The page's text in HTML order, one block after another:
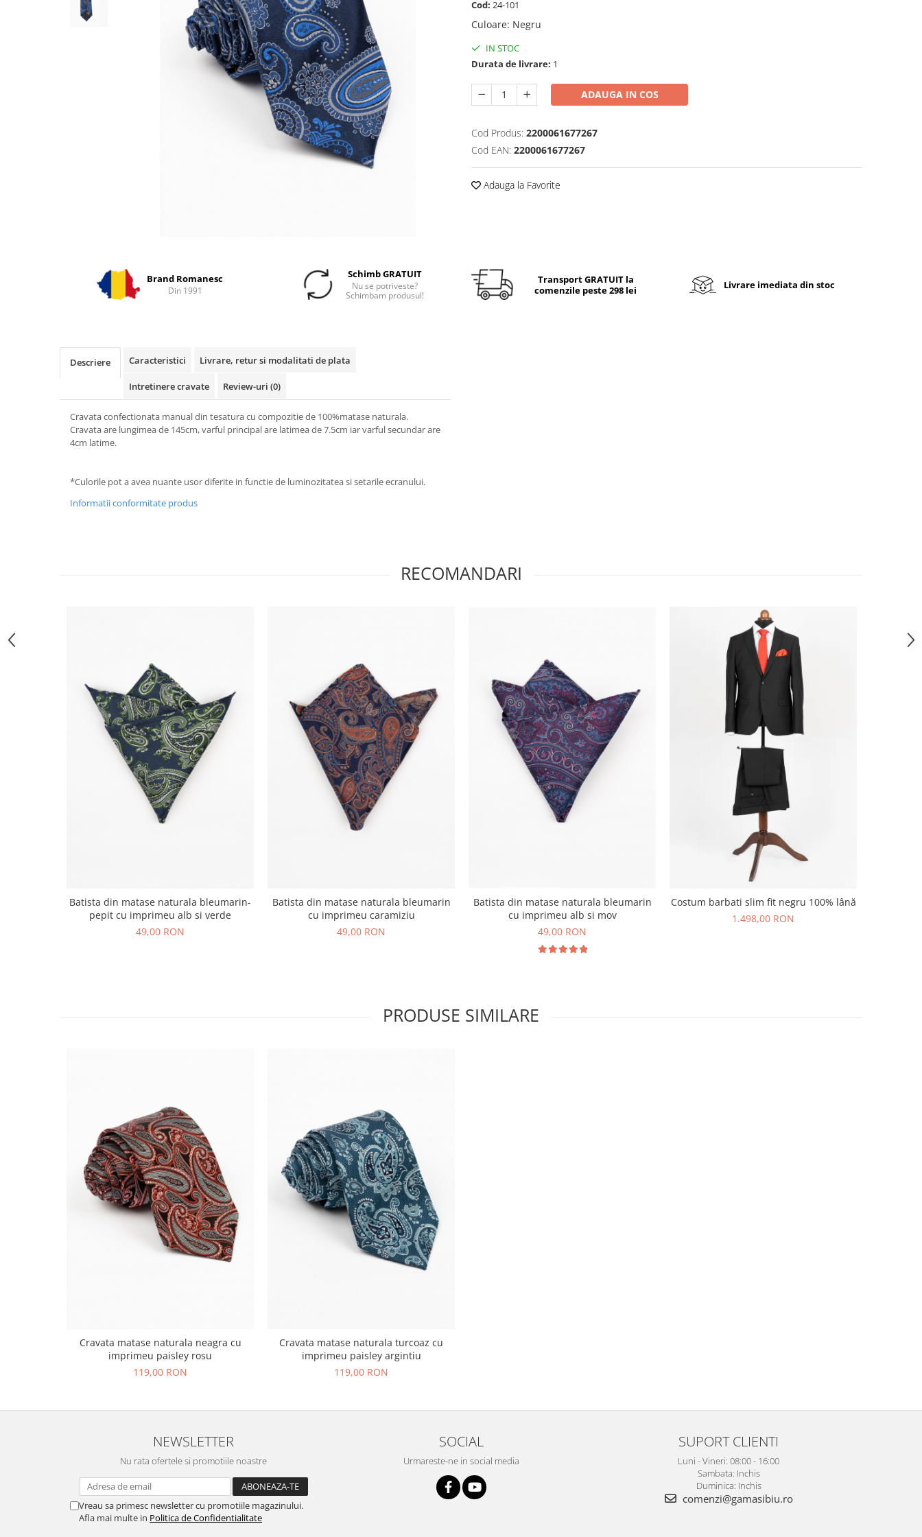
Cod: 24-101
Culoare: Negru
IN STOC
Durata de livrare: 1
ADAUGA IN COS
Cod Produs: 2200061677267
Cod EAN: 2200061677267
Adauga la Favorite
Brand Romanesc
Din 1991
Schimb GRATUIT
Nu se potriveste?
Schimbam produsul!
Transport GRATUIT la
comenzile peste 298 lei
Livrare imediata din stoc
Descriere Caracteristici Livrare, retur si modalitati de plata
Intretinere cravate Review-uri (0)
Cravata confectionata manual din tesatura cu compozitie de 100%matase naturala.
Cravata are lungimea de 145cm, varful principal are latimea de 7.5cm iar varful secundar are
4cm latime.
*Culorile pot a avea nuante usor diferite in functie de luminozitatea si setarile ecranului.
Informatii conformitate produs
RECOMANDARI
Batista din matase naturala bleumarin-
pepit cu imprimeu alb si verde
49,00 RON
Batista din matase naturala bleumarin
cu imprimeu caramiziu
49,00 RON
Batista din matase naturala bleumarin
cu imprimeu alb si mov
49,00 RON
Costum barbati slim fit negru 100% lână
1.498,00 RON
PRODUSE SIMILARE
Cravata matase naturala neagra cu
imprimeu paisley rosu
119,00 RON
Cravata matase naturala turcoaz cu
imprimeu paisley argintiu
119,00 RON
NEWSLETTER
Nu rata ofertele si promotiile noastre
Vreau sa primesc newsletter cu promotiile magazinului.
Afla mai multe in Politica de Confidentialitate
SOCIAL
Urmareste-ne in social media
SUPORT CLIENTI
Luni - Vineri: 08:00 - 16:00
Sambata: Inchis
Duminica: Inchis
comenzi@gamasibiu.ro